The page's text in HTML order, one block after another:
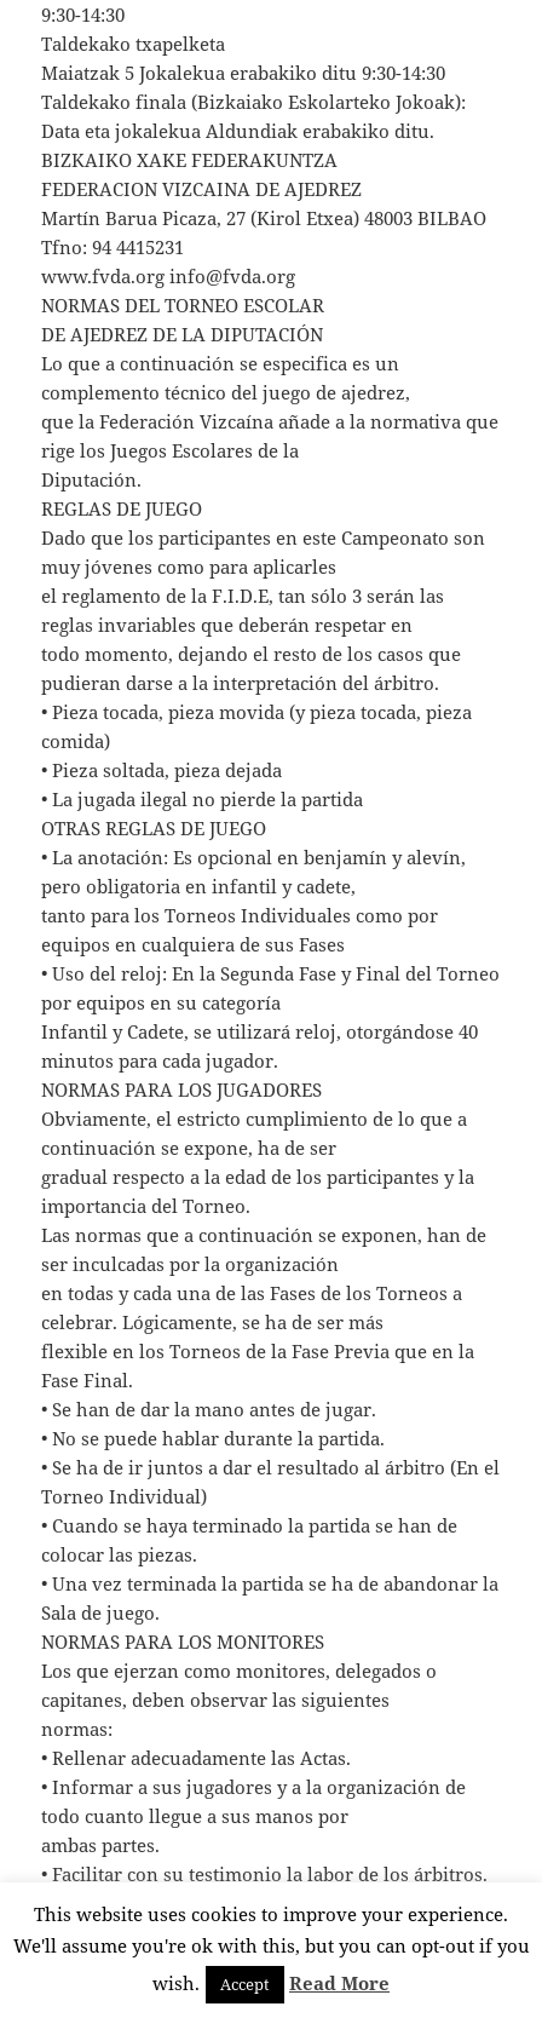
9:30-14:30
Taldekako txapelketa
Maiatzak 5 Jokalekua erabakiko ditu 9:30-14:30
Taldekako finala (Bizkaiako Eskolarteko Jokoak):
Data eta jokalekua Aldundiak erabakiko ditu.
BIZKAIKO XAKE FEDERAKUNTZA
FEDERACION VIZCAINA DE AJEDREZ
Martín Barua Picaza, 27 (Kirol Etxea) 48003 BILBAO
Tfno: 94 4415231
www.fvda.org info@fvda.org
NORMAS DEL TORNEO ESCOLAR
DE AJEDREZ DE LA DIPUTACIÓN
Lo que a continuación se especifica es un
complemento técnico del juego de ajedrez,
que la Federación Vizcaína añade a la normativa que
rige los Juegos Escolares de la
Diputación.
REGLAS DE JUEGO
Dado que los participantes en este Campeonato son
muy jóvenes como para aplicarles
el reglamento de la F.I.D.E, tan sólo 3 serán las
reglas invariables que deberán respetar en
todo momento, dejando el resto de los casos que
pudieran darse a la interpretación del árbitro.
• Pieza tocada, pieza movida (y pieza tocada, pieza
comida)
• Pieza soltada, pieza dejada
• La jugada ilegal no pierde la partida
OTRAS REGLAS DE JUEGO
• La anotación: Es opcional en benjamín y alevín,
pero obligatoria en infantil y cadete,
tanto para los Torneos Individuales como por
equipos en cualquiera de sus Fases
• Uso del reloj: En la Segunda Fase y Final del Torneo
por equipos en su categoría
Infantil y Cadete, se utilizará reloj, otorgándose 40
minutos para cada jugador.
NORMAS PARA LOS JUGADORES
Obviamente, el estricto cumplimiento de lo que a
continuación se expone, ha de ser
gradual respecto a la edad de los participantes y la
importancia del Torneo.
Las normas que a continuación se exponen, han de
ser inculcadas por la organización
en todas y cada una de las Fases de los Torneos a
celebrar. Lógicamente, se ha de ser más
flexible en los Torneos de la Fase Previa que en la
Fase Final.
• Se han de dar la mano antes de jugar.
• No se puede hablar durante la partida.
• Se ha de ir juntos a dar el resultado al árbitro (En el
Torneo Individual)
• Cuando se haya terminado la partida se han de
colocar las piezas.
• Una vez terminada la partida se ha de abandonar la
Sala de juego.
NORMAS PARA LOS MONITORES
Los que ejerzan como monitores, delegados o
capitanes, deben observar las siguientes
normas:
• Rellenar adecuadamente las Actas.
• Informar a sus jugadores y a la organización de
todo cuanto llegue a sus manos por
ambas partes.
• Facilitar con su testimonio la labor de los árbitros.
• Suplir al árbitro cuando éste no pueda estar
• Hacerse cargo del cuidado y atención de sus
jugadores en todo aquello que el colegio
This website uses cookies to improve your experience.
We'll assume you're ok with this, but you can opt-out if you
wish.
Accept Read More